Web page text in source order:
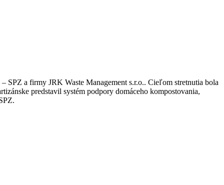
SPZ a firmy JRK Waste Management s.r.o.. Cieľom stretnutia bola
predstavil systém podpory domáceho kompostovania,